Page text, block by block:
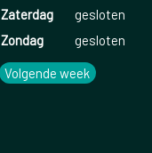
Zaterdag
gesloten
Zondag
gesloten
Volgende week